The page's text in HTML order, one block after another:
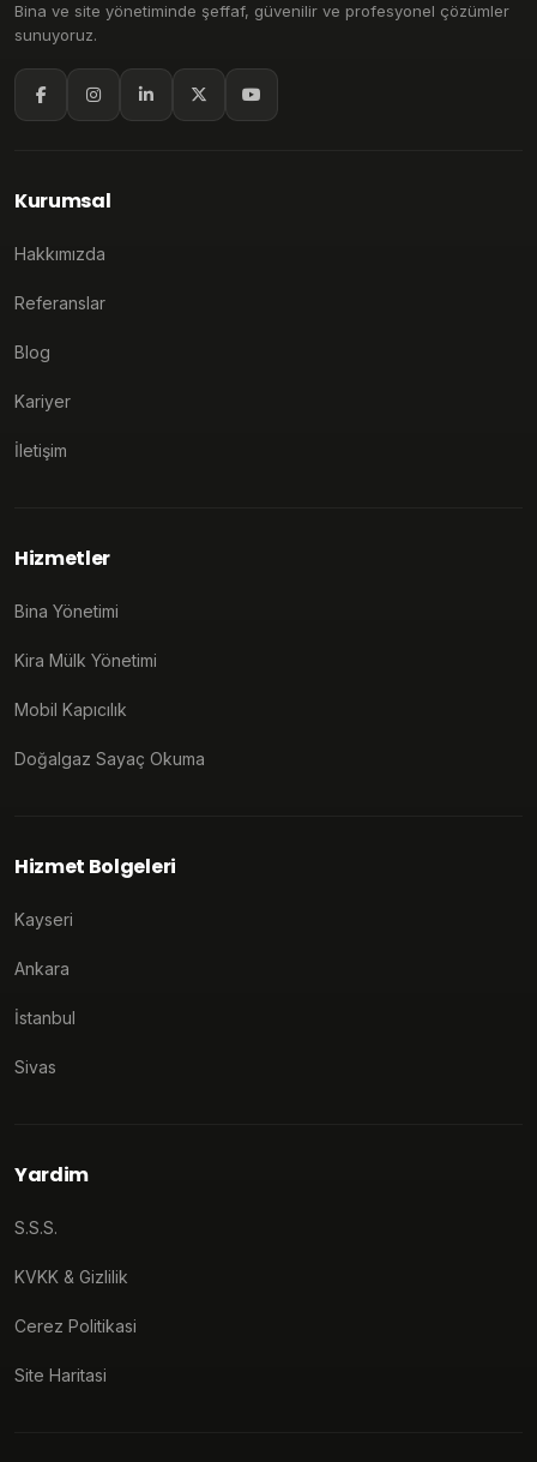
Bina ve site yönetiminde şeffaf, güvenilir ve profesyonel çözümler
sunuyoruz.
Kurumsal
Hakkımızda
Referanslar
Blog
Kariyer
İletişim
Hizmetler
Bina Yönetimi
Kira Mülk Yönetimi
Mobil Kapıcılık
Doğalgaz Sayaç Okuma
Hizmet Bolgeleri
Kayseri
Ankara
İstanbul
Sivas
Yardim
S.S.S.
KVKK & Gizlilik
Cerez Politikasi
Site Haritasi